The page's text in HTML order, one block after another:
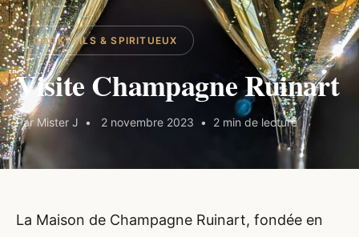
COCKTAILS & SPIRITUEUX
Visite Champagne Ruinart
Par Mister J 2 novembre 2023 2 min de lecture
La Maison de Champagne Ruinart, fondée en